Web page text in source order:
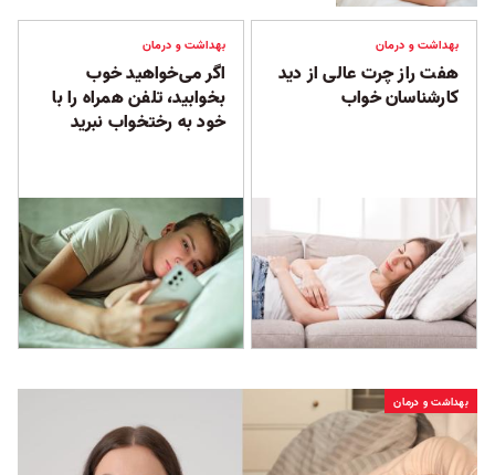
بهداشت و درمان
هفت راز چرت‌ عالی از دید
کارشناسان خواب
بهداشت و درمان
اگر می‌خواهید خوب
بخوابید، تلفن همراه را با
خود به رختخواب نبرید
بهداشت و درمان